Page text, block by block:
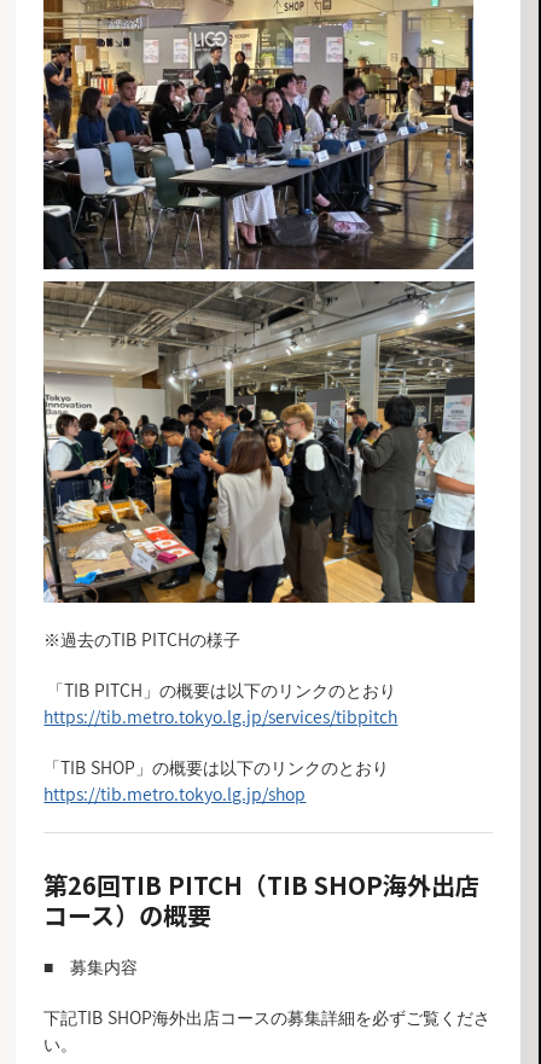
※過去のTIB PITCHの様子
「TIB PITCH」の概要は以下のリンクのとおり
https://tib.metro.tokyo.lg.jp/services/tibpitch
「TIB SHOP」の概要は以下のリンクのとおり
https://tib.metro.tokyo.lg.jp/shop
第26回TIB PITCH（TIB SHOP海外出店
コース）の概要
■ 募集内容
下記TIB SHOP海外出店コースの募集詳細を必ずご覧くださ
い。